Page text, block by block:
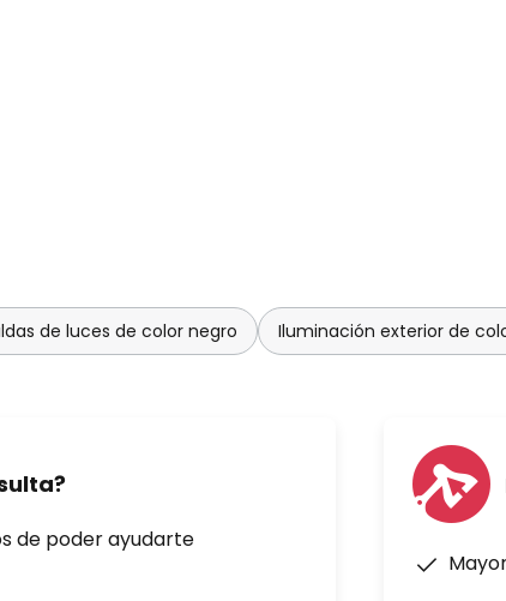
de luces de color negro Iluminación exterior de
de poder ayudarte